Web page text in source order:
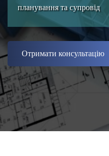
планування та супровід
Отримати консультацію